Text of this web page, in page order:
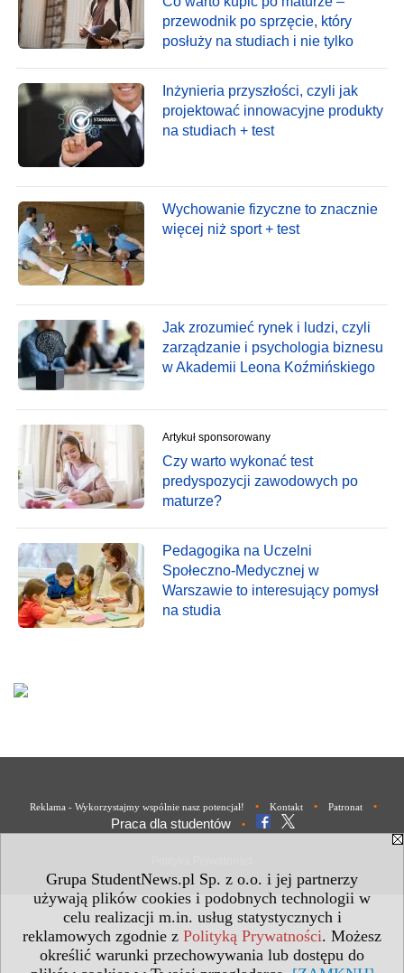
Grupa StudentNews.pl Sp. z o.o. i jej partnerzy
używają plików cookies i podobnych technologii w
celu realizacji m.in. usług statystycznych i
reklamowych zgodnie z Polityką Prywatności. Możesz
określić warunki przechowywania lub dostępu do
przewodnik po sprzęcie, który
posłuży na studiach i nie tylko
Inżynieria przyszłości, czyli jak
projektować innowacyjne produkty
na studiach + test
Wychowanie fizyczne to znacznie
więcej niż sport + test
Jak zrozumieć rynek i ludzi, czyli
zarządzanie i psychologia biznesu
w Akademii Leona Koźmińskiego
Artykuł sponsorowany
Czy warto wykonać test
predyspozycji zawodowych po
maturze?
Pedagogika na Uczelni
Społeczno-Medycznej w
Warszawie to interesujący pomysł
na studia
Reklama - Wykorzystajmy wspólnie nasz potencjał! • Kontakt • Patronat •
Praca dla studentów •